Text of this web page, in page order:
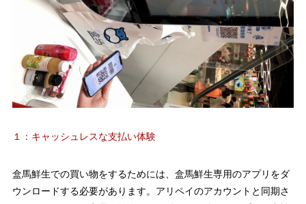
１：キャッシュレスな支払い体験
盒馬鮮生での買い物をするためには、盒馬鮮生専用のアプリをダ
ウンロードする必要があります。アリペイのアカウントと同期さ